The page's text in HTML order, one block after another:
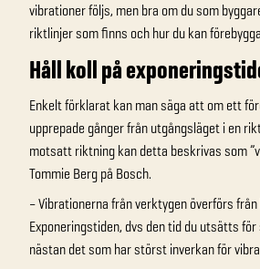
vibrationer följs, men bra om du som
riktlinjer som finns och hur du kan
Håll koll på
Enkelt förklarat kan man säga att om ett
upprepade gånger från utgångsläget i en
motsatt riktning kan detta beskrivas som
Tommie Berg på Bosch.
– Vibrationerna från verktygen överförs
Exponeringstiden, dvs den tid du utsätts
nästan det som har störst inverkan för